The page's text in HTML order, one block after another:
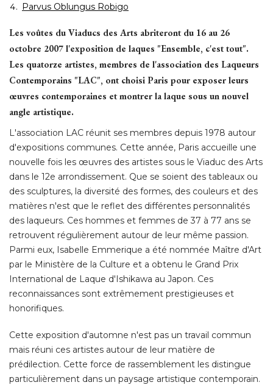
Parvus Oblungus Robigo
Les voûtes du Viaducs des Arts abriteront du 16 au 26
octobre 2007 l'exposition de laques "Ensemble, c'est tout".
Les quatorze artistes, membres de l'association des Laqueurs
Contemporains "LAC", ont choisi Paris pour exposer leurs
œuvres contemporaines et montrer la laque sous un nouvel
angle artistique.
L'association LAC réunit ses membres depuis 1978 autour
d'expositions communes. Cette année, Paris accueille une
nouvelle fois les œuvres des artistes sous le Viaduc des Arts
dans le 12e arrondissement. Que se soient des tableaux ou
des sculptures, la diversité des formes, des couleurs et des
matières n'est que le reflet des différentes personnalités
des laqueurs. Ces hommes et femmes de 37 à 77 ans se
retrouvent régulièrement autour de leur même passion.
Parmi eux, Isabelle Emmerique a été nommée Maître d'Art
par le Ministère de la Culture et a obtenu le Grand Prix
International de Laque d'Ishikawa au Japon. Ces
reconnaissances sont extrêmement prestigieuses et
honorifiques.
Cette exposition d'automne n'est pas un travail commun
mais réuni ces artistes autour de leur matière de
prédilection. Cette force de rassemblement les distingue
particulièrement dans un paysage artistique contemporain.